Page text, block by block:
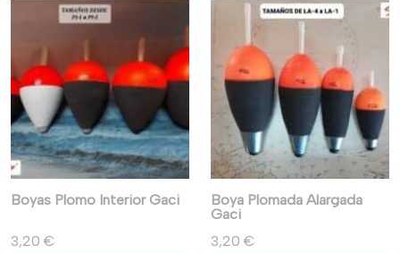
Boyas Plomo Interior Gaci
3,20 €
Boya Plomada Alargada
Gaci
3,20 €